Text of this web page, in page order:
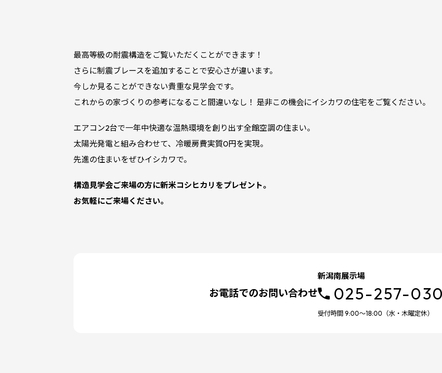
最高等級の耐震構造をご覧いただくことができます！
さらに制震ブレースを追加することで安心さが違います。
今しか見ることができない貴重な見学会です。
これからの家づくりの参考になること間違いなし！ 是非この機会にイシカワの住宅をご覧ください。
エアコン2台で一年中快適な温熱環境を創り出す全館空調の住まい。
太陽光発電と組み合わせて、冷暖房費実質0円を実現。
先進の住まいをぜひイシカワで。
構造見学会ご来場の方に新米コシヒカリをプレゼント。
お気軽にご来場ください。
お電話でのお問い合わせ
新潟南展示場
025-257-
受付時間 9:00～18:00（水・木曜定休）